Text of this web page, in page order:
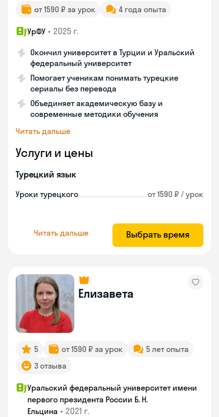
от 1590 ₽ за урок 4 года опыта
УрФУ • 2025 г.
Окончил университет в Турции и Уральский
федеральный университет
Помогает ученикам понимать турецкие
сериалы без перевода
Объединяет академическую базу и
современные методики обучения
Читать дальше
Услуги и цены
Турецкий язык
Уроки турецкого от 1590 ₽ / урок
Читать дальше Выбрать время
Елизавета
5 от 1590 ₽ за урок
5 лет опыта
3 отзыва
Уральский федеральный университет имени
первого президента России Б. Н.
Ельцина • 2021 г.